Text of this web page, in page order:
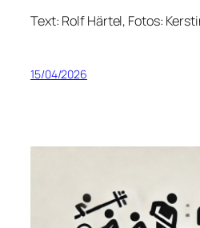
Text: Rolf Härtel, Fotos:
15/04/2026